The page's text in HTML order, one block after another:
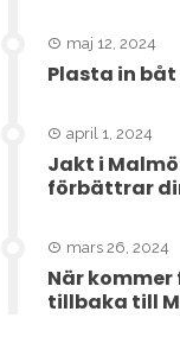
maj 12, 2024
Plasta in
april 1, 2024
Jakt i
förbättrar
mars 26, 2024
När
tillbaka till